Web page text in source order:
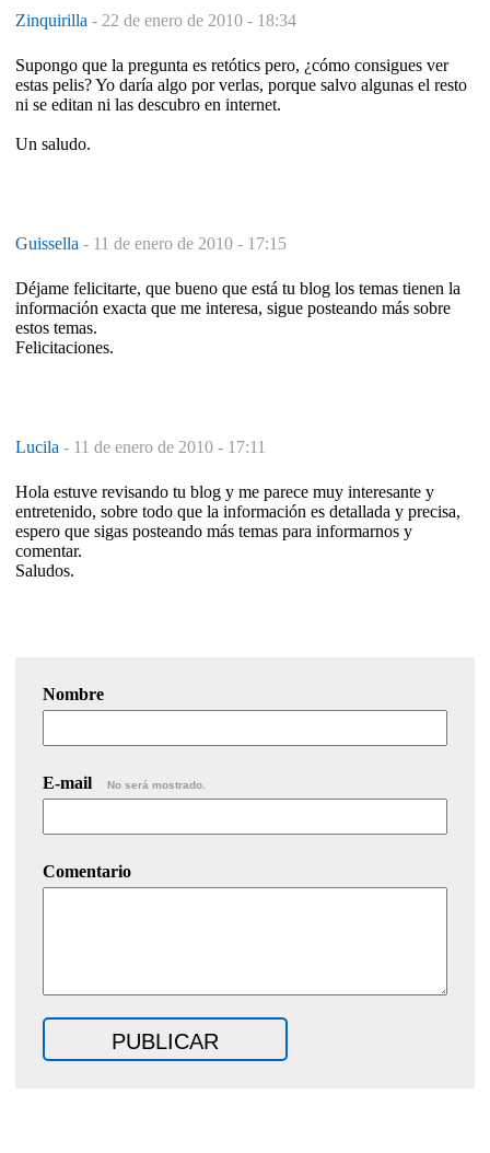
Zinquirilla - 22 de enero de 2010 - 18:34
Supongo que la pregunta es retótics pero, ¿cómo consigues ver
estas pelis? Yo daría algo por verlas, porque salvo algunas el resto
ni se editan ni las descubro en internet.
Un saludo.
Guissella - 11 de enero de 2010 - 17:15
Déjame felicitarte, que bueno que está tu blog los temas tienen la
información exacta que me interesa, sigue posteando más sobre
estos temas.
Felicitaciones.
Lucila - 11 de enero de 2010 - 17:11
Hola estuve revisando tu blog y me parece muy interesante y
entretenido, sobre todo que la información es detallada y precisa,
espero que sigas posteando más temas para informarnos y
comentar.
Saludos.
Nombre
E-mail No será mostrado.
Comentario